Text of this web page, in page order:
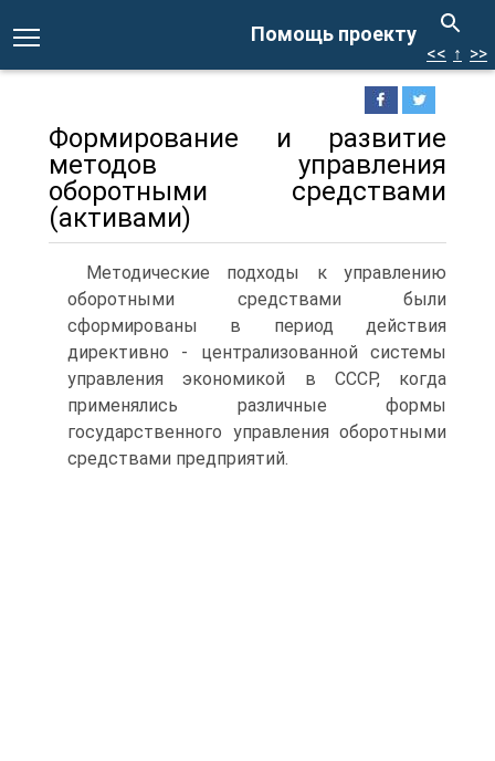
Помощь проекту
<< ↑ >>
Формирование и развитие
методов управления
оборотными средствами
(активами)
Методические подходы к управлению
оборотными средствами были
сформированы в период действия
директивно - централизованной системы
управления экономикой в СССР, когда
применялись различные формы
государственного управления оборотными
средствами предприятий.